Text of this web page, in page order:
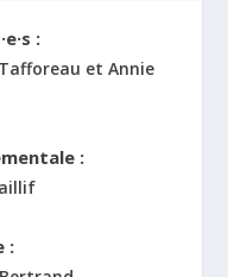
:
et Annie
:
: